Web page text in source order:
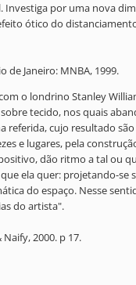
por uma nova
ótico do
de Janeiro: MNBA, 1999.
o londrino Stanley
tecido, nos quais
referida, cujo resultado
e lugares, pela
dão ritmo a tal ou
ela quer: projetando-
do espaço. Nesse
do artista".
2000. p 17.